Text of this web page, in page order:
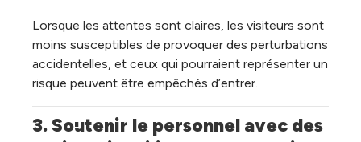
Lorsque les attentes sont claires, les visiteurs sont
moins susceptibles de provoquer des perturbations
accidentelles, et ceux qui pourraient représenter un
risque peuvent être empêchés d’entrer.
3. Soutenir le personnel avec des